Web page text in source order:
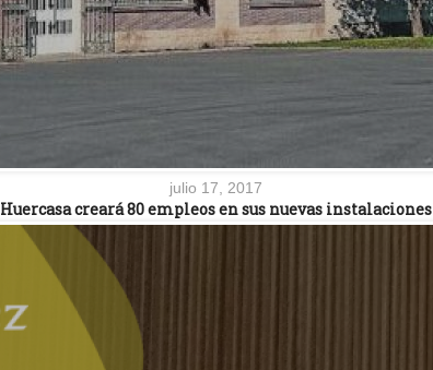
julio 17, 2017
Huercasa creará 80 empleos en sus nuevas instalaciones